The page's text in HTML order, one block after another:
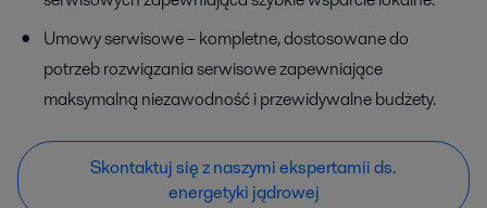
Umowy serwisowe – kompletne, dostosowane do
potrzeb rozwiązania serwisowe zapewniające
maksymalną niezawodność i przewidywalne budżety.
Skontaktuj się z naszymi ekspertamii ds.
energetyki jądrowej